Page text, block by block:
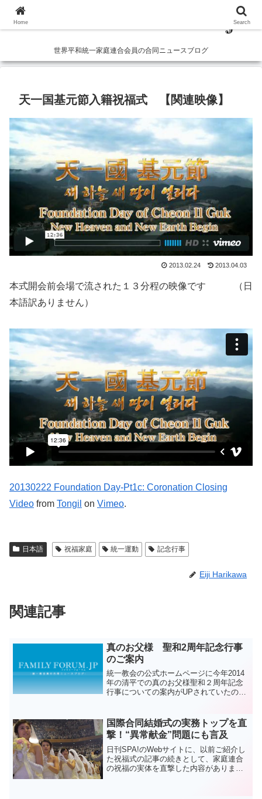
世界平和統一家庭連合会員の合同ニュースブログ
天一国基元節入籍祝福式 【関連映像】
2013.02.24 2013.04.03
本式開会前会場で流された１３分程の映像です （日
本語訳ありません）
20130222 Foundation Day-Pt1c: Coronation Closing
Video from Tongil on Vimeo.
日本語 祝福家庭 統一運動 記念行事
Eiji Harikawa
関連記事
真のお父様 聖和2周年記念行事
のご案内
統一教会の公式ホームページに今年2014
年の清平での真のお父様聖和２周年記念
行事についての案内がUPされていたので
統一教会
創始者の文鮮明師の聖和（逝去）2周年記
念式が、...
国際合同結婚式の実務トップを直
撃！“異常献金”問題にも言及
日刊SPA!のWebサイトに、以前ご紹介し
た祝福式の記事の続きとして、家庭連合
の祝福の実体を直撃した内容がありまし
Home Search